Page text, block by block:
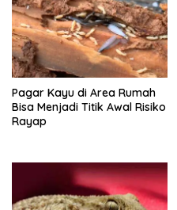
Pagar Kayu di Area Rumah
Bisa Menjadi Titik Awal Risiko
Rayap